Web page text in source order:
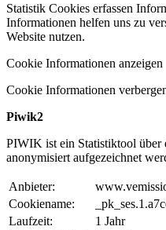
Statistik Cookies erfassen
Informationen helfen uns zu
Website nutzen.
Cookie Informationen anzeigen
Cookie Informationen
Piwik2
PIWIK ist ein Statistiktool über
anonymisiert aufgezeichnet
Anbieter:
Cookiename:
Laufzeit:
1 Jahr